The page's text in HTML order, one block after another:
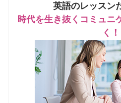
英語のレッスン
時代を生き抜くコミュニ
く！